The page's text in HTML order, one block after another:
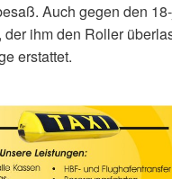
Auch gegen den
der ihm den Roller
erstattet.